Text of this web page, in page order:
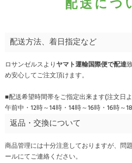
配送につ
配送方法、着日指定など
ロサンゼルスよりヤマト運輸国際便で配達
め安心してご注文頂けます。
■配送希望時間帯をご指定出来ます(注文日
午前中・12時～14時・14時～16時・16時～
返品・交換について
商品管理には十分注意しておりますが、問
ールにてご連絡ください。